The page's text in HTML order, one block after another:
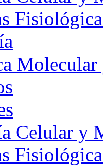
Celular y